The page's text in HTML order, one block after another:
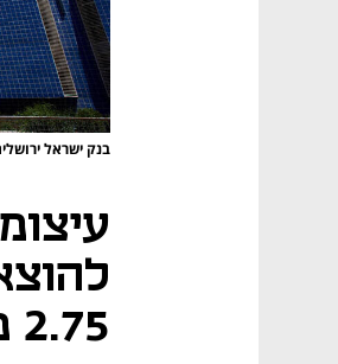
בנק ישראל
2.75 מיליון שקל